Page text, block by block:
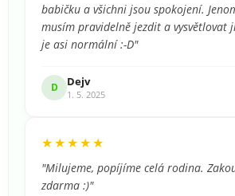
babičku a všichni jsou spokojení.
musím pravidelně jezdit a vysvětlovat
je asi normální :-D"
D Dejv
1. 5. 2025
★★★★★
"Milujeme, popíjíme celá rodina.
zdarma :)"